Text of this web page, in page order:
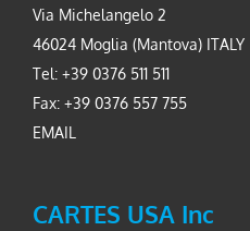
Via Michelangelo 2
46024 Moglia (Mantova) ITALY
Tel: +39 0376 511 511
Fax: +39 0376 557 755
EMAIL
CARTES USA Inc